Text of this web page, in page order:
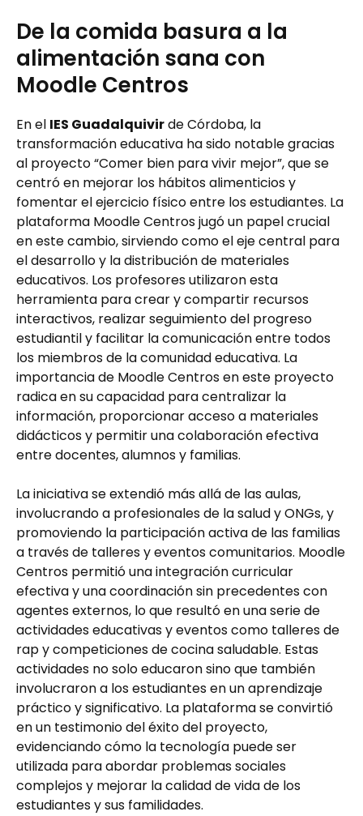
De la comida basura a la
alimentación sana con
Moodle Centros
En el IES Guadalquivirde Córdoba, la
transformación educativa ha sido notable gracias
al proyecto “Comer bien para vivir mejor”, que se
centró en mejorar los hábitos alimenticios y
fomentar el ejercicio físico entre los estudiantes. La
plataforma Moodle Centros jugó un papel crucial
en este cambio, sirviendo como el eje central para
el desarrollo y la distribución de materiales
educativos. Los profesores utilizaron esta
herramienta para crear y compartir recursos
interactivos, realizar seguimiento del progreso
estudiantil y facilitar la comunicación entre todos
los miembros de la comunidad educativa. La
importancia de Moodle Centros en este proyecto
radica en su capacidad para centralizar la
información, proporcionar acceso a materiales
didácticos y permitir una colaboración efectiva
entre docentes, alumnos y familias.
La iniciativa se extendió más allá de las aulas,
involucrando a profesionales de la salud y ONGs, y
promoviendo la participación activa de las familias
a través de talleres y eventos comunitarios. Moodle
Centros permitió una integración curricular
efectiva y una coordinación sin precedentes con
agentes externos, lo que resultó en una serie de
actividades educativas y eventos como talleres de
rap y competiciones de cocina saludable. Estas
actividades no solo educaron sino que también
involucraron a los estudiantes en un aprendizaje
práctico y significativo. La plataforma se convirtió
en un testimonio del éxito del proyecto,
evidenciando cómo la tecnología puede ser
utilizada para abordar problemas sociales
complejos y mejorar la calidad de vida de los
estudiantes y sus familidades.